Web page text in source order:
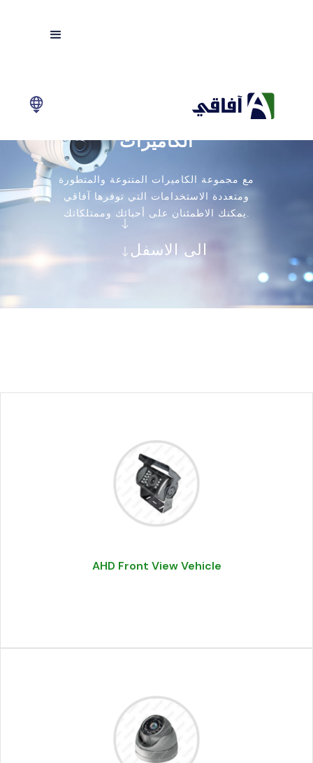
الكاميرات
مع مجموعة الكاميرات المتنوعة والمتطورة
ومتعددة الاستخدامات التي توفرها آفاقي
الى الاسفل
AHD Front View Vehicle